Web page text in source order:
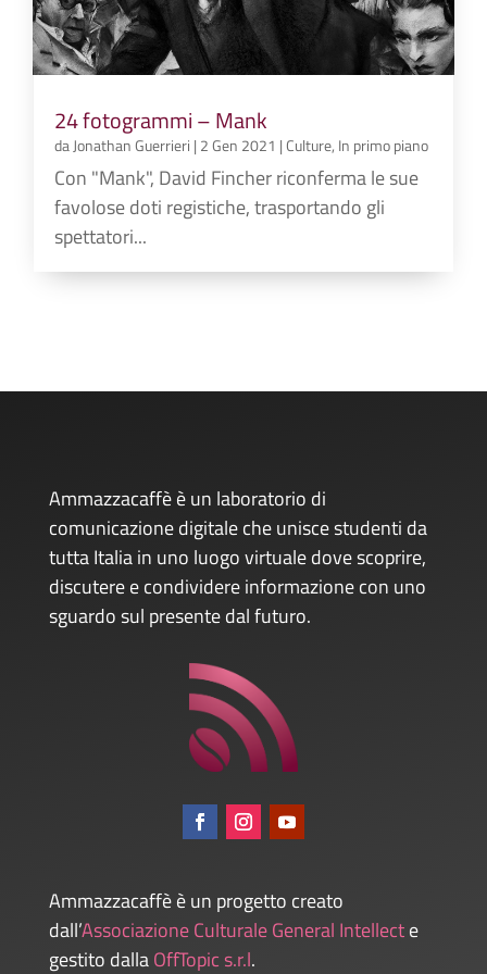
24 fotogrammi – Mank
daJonathan Guerrieri | 2 Gen 2021 |Culture, In primo piano
Con "Mank", David Fincher riconferma le sue
favolose doti registiche, trasportando gli
spettatori...
Ammazzacaffè è un laboratorio di
comunicazione digitale che unisce studenti da
tutta Italia in uno luogo virtuale dove scoprire,
discutere e condividere informazione con uno
sguardo sul presente dal futuro.
Ammazzacaffè è un progetto creato
dall’Associazione Culturale General Intellecte
gestito dallaOffTopic s.r.l.